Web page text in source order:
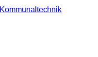
Kommunaltechnik